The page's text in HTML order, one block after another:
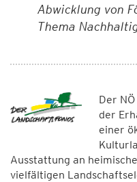
Abwicklung von
Thema
Der
der
einer
Ausstattung an
vielfältigen